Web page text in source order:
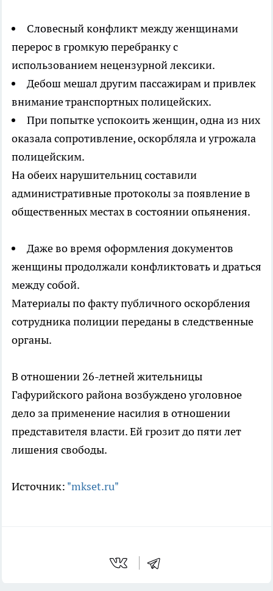
Словесный конфликт между женщинами
перерос в громкую перебранку с
использованием нецензурной лексики.
Дебош мешал другим пассажирам и привлек
внимание транспортных полицейских.
При попытке успокоить женщин, одна из них
оказала сопротивление, оскорбляла и угрожала
полицейским.
На обеих нарушительниц составили
административные протоколы за появление в
общественных местах в состоянии опьянения.
Даже во время оформления документов
женщины продолжали конфликтовать и драться
между собой.
Материалы по факту публичного оскорбления
сотрудника полиции переданы в следственные
органы.
В отношении 26-летней жительницы
Гафурийского района возбуждено уголовное
дело за применение насилия в отношении
представителя власти. Ей грозит до пяти лет
лишения свободы.
Источник: "mkset.ru"